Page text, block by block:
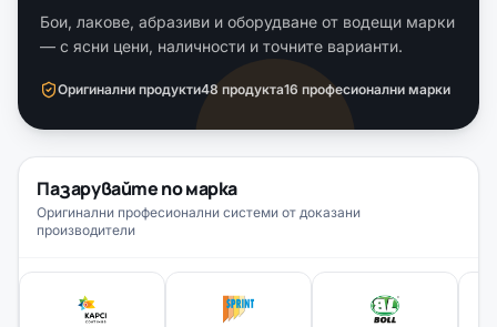
Бои, лакове, абразиви и оборудване от водещи марки
— с ясни цени, наличности и точните варианти.
Оригинални продукти48 продукта16 професионални марки
Пазарувайте по марка
Оригинални професионални системи от доказани
производители